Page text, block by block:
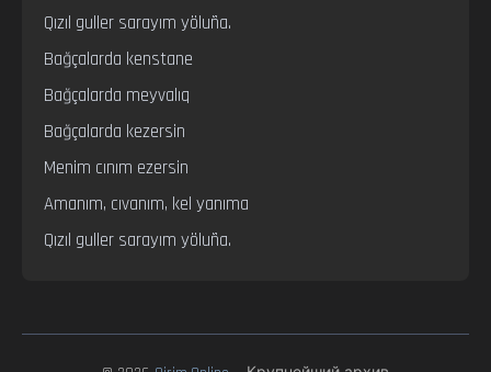
Qızıl guller sarayım yöluña.
Bağçalarda kenstane
Bağçalarda meyvalıq
Bağçalarda kezersin
Menim cınım ezersin
Amanım, cıvanım, kel yanıma
Qızıl guller sarayım yöluña.